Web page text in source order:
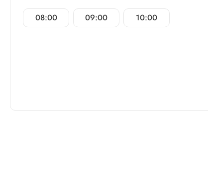
08:00 09:00 10:00